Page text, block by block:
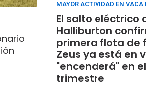
MAYOR ACTIVIDAD EN VACA
El salto eléctrico
Halliburton
primera flota de
Zeus ya está en
"encenderá" en
trimestre